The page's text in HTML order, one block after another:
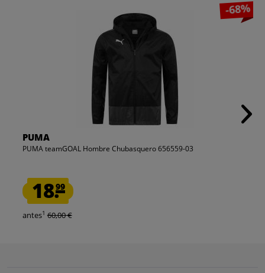
-68%
PUMA
PUMA teamGOAL Hombre Chubasquero 656559-03
18.99
antes1 60,00 €